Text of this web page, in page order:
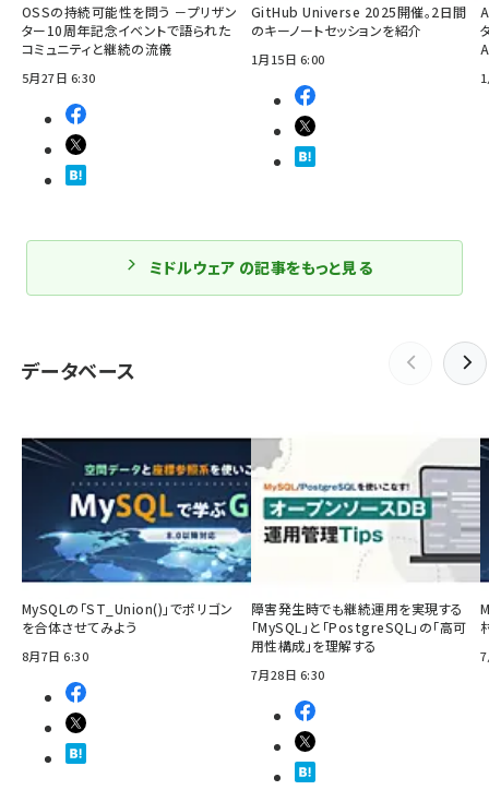
OSSの持続可能性を問う －プリザン
ター10周年記念イベントで語られた
コミュニティと継続の流儀
5月27日 6:30
GitHub Universe 2025開催。2日間
のキーノートセッションを紹介
1月15日 6:00
ミドルウェア の記事をもっと見る
データベース
MySQLの「ST_Union()」でポリゴン
を合体させてみよう
8月7日 6:30
障害発生時でも継続運用を実現する
「MySQL」と「PostgreSQL」の「高可
用性構成」を理解する
7月28日 6:30